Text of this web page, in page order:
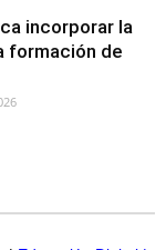
incorporar la
formación de